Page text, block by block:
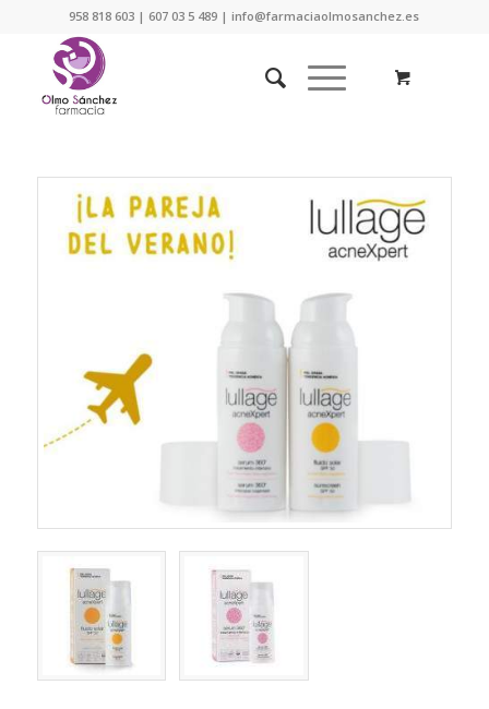
958 818 603 | 607 03 5 489 | info@farmaciaolmosanchez.es